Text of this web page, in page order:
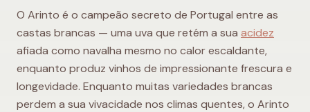
O Arinto é o campeão secreto de Portugal entre as
castas brancas — uma uva que retém a sua acidez
afiada como navalha mesmo no calor escaldante,
enquanto produz vinhos de impressionante frescura e
longevidade. Enquanto muitas variedades brancas
perdem a sua vivacidade nos climas quentes, o Arinto